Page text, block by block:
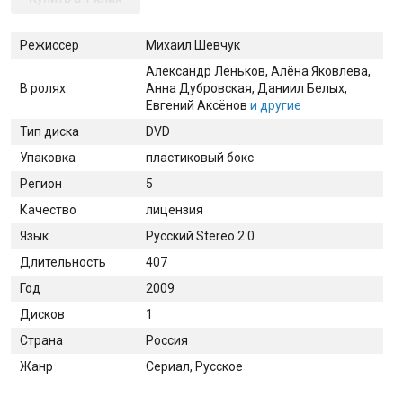
Режиссер Михаил Шевчук
В ролях
Александр Леньков, Алёна Яковлева,
Анна Дубровская, Даниил Белых,
Евгений Аксёнов и другие
Тип диска
DVD
Упаковка
пластиковый бокс
Регион
5
Качество
лицензия
Язык
Русский Stereo 2.0
Длительность
407
Год
2009
Дисков
1
Страна
Россия
Жанр
Сериал, Русское